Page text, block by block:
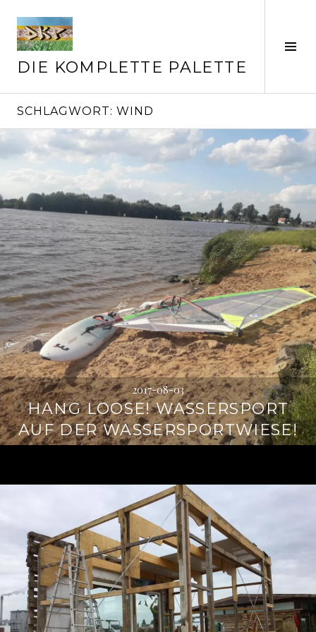
zum
Inhalt
DIE KOMPLETTE PALETTE
SCHLAGWORT: WIND
2017-08-03
HANG LOOSE! WASSERSPORT
AUF DER WASSERSPORTWIESE!